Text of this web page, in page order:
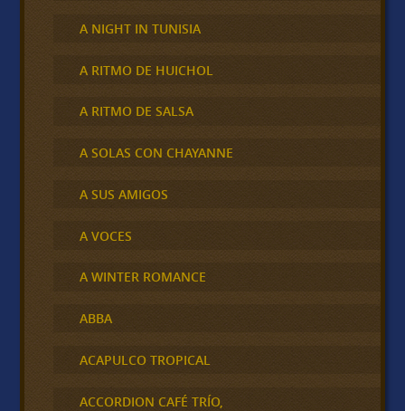
A NIGHT IN TUNISIA
A RITMO DE HUICHOL
A RITMO DE SALSA
A SOLAS CON CHAYANNE
A SUS AMIGOS
A VOCES
A WINTER ROMANCE
ABBA
ACAPULCO TROPICAL
ACCORDION CAFÉ TRÍO,